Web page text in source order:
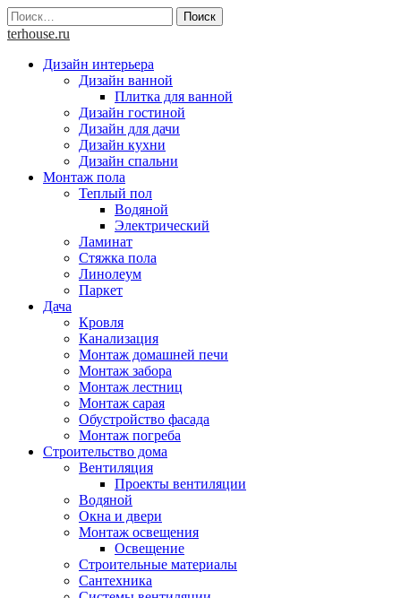
Skip
to
Найти:
terhouse.ru
Дизайн интерьера
Дизайн ванной
Плитка для ванной
Дизайн гостиной
Дизайн для дачи
Дизайн кухни
Дизайн спальни
Монтаж пола
Теплый пол
Водяной
Электрический
Ламинат
Стяжка пола
Линолеум
Паркет
Дача
Кровля
Канализация
Монтаж домашней печи
Монтаж забора
Монтаж лестниц
Монтаж сарая
Обустройство фасада
Монтаж погреба
Строительство дома
Вентиляция
Проекты вентиляции
Водяной
Окна и двери
Монтаж освещения
Освещение
Строительные материалы
Сантехника